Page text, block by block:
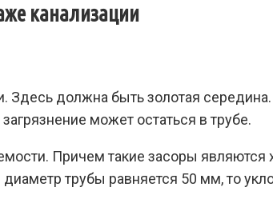
канализации
Здесь должна быть золотая
может остаться в трубе.
Причем такие засоры являются
трубы равняется 50 мм, то